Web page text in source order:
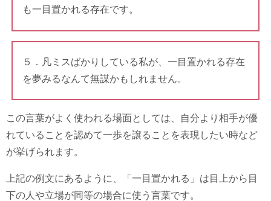
も一目置かれる存在です。
５．凡ミスばかりしている私が、一目置かれる存在
を夢みるなんて無謀かもしれません。
この言葉がよく使われる場面としては、自分より相手が優
れていることを認めて一歩を譲ることを表現したい時など
が挙げられます。
上記の例文にあるように、「一目置かれる」は目上から目
下の人や立場が同等の場合に使う言葉です。